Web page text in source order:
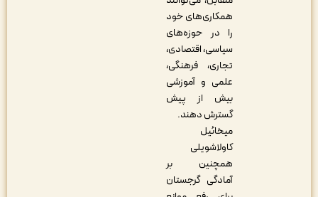
همکاری‌های خود
را در حوزه‌های
سیاسی، اقتصادی،
تجاری، فرهنگی،
علمی و آموزشی
بیش از پیش
گسترش دهند.
میخائیل
کاولاشویلی
همچنین بر
آمادگی گرجستان